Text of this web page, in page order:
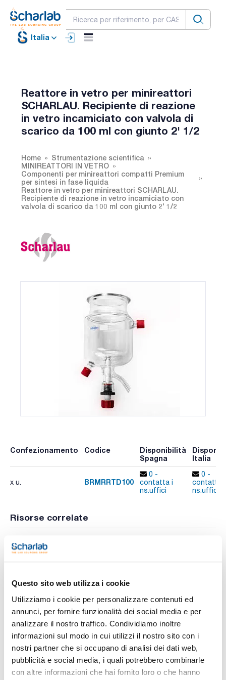
Questo sito web utilizza i cookie
Utilizziamo i cookie per personalizzare contenuti ed
annunci, per fornire funzionalità dei social media e per
analizzare il nostro traffico. Condividiamo inoltre
informazioni sul modo in cui utilizzi il nostro sito con i
nostri partner che si occupano di analisi dei dati web,
pubblicità e social media, i quali potrebbero combinarle
con altre informazioni che hai fornito loro o che hanno
Italia
Reattore in vetro per minireattori
SCHARLAU. Recipiente di reazione
in vetro incamiciato con valvola di
scarico da 100 ml con giunto 2' 1/2
Home
Strumentazione scientifica
MINIREATTORI IN VETRO
Componenti per minireattori compatti Premium
per sintesi in fase liquida
Reattore in vetro per minireattori SCHARLAU.
Recipiente di reazione in vetro incamiciato con
valvola di scarico da 100 ml con giunto 2' 1/2
Confezionamento Codice
Disponibilità
Spagna
Italia
x u. BRMRRTD100
0 -
contatta i
ns.uffici
0 -
contatta i
ns.uffici
Risorse correlate
Caratteristiche
Descrizione : Reattore in vetro termostatato, con chiave di